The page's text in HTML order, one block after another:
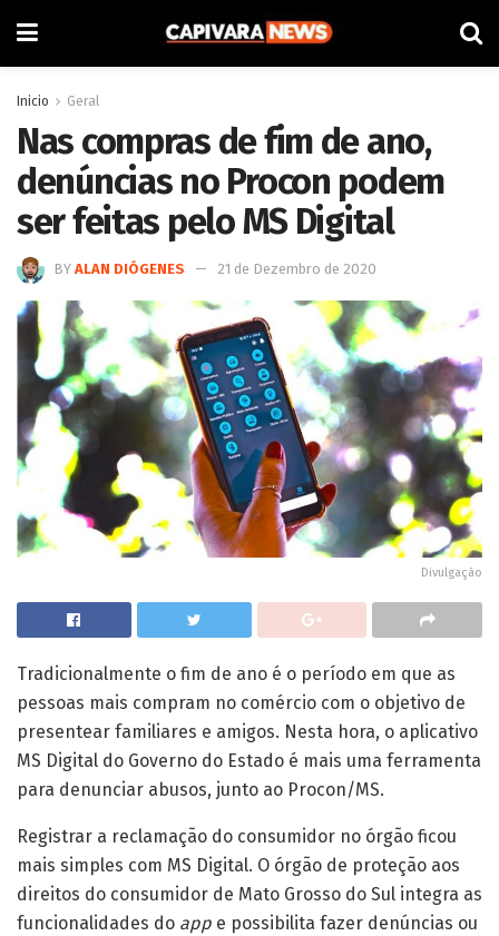
Inicio Geral
Nas compras de fim de ano,
denúncias no Procon podem
ser feitas pelo MS Digital
BY ALAN DIÓGENES 21 de Dezembro de 2020
Divulgação
Tradicionalmente o fim de ano é o período em que as
pessoas mais compram no comércio com o objetivo de
presentear familiares e amigos. Nesta hora, o aplicativo
MS Digital do Governo do Estado é mais uma ferramenta
para denunciar abusos, junto ao Procon/MS.
Registrar a reclamação do consumidor no órgão ficou
mais simples com MS Digital. O órgão de proteção aos
direitos do consumidor de Mato Grosso do Sul integra as
funcionalidades do app e possibilita fazer denúncias ou